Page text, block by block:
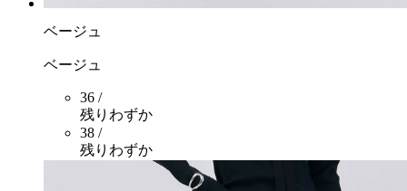
ベージュ
ベージュ
36 /
残りわずか
38 /
残りわずか